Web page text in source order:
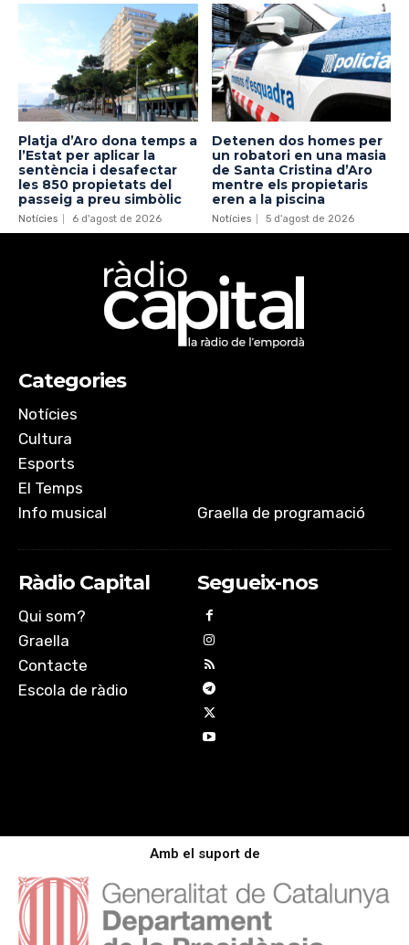
Platja d’Aro dona temps a
l’Estat per aplicar la
sentència i desafectar
les 850 propietats del
passeig a preu simbòlic
Notícies 6 d'agost de 2026
Detenen dos homes per
un robatori en una masia
de Santa Cristina d’Aro
mentre els propietaris
eren a la piscina
Notícies 5 d'agost de 2026
Categories
Notícies
Cultura
Esports
El Temps
Info musical
Graella de programació
Ràdio Capital
Qui som?
Graella
Contacte
Escola de ràdio
Segueix-nos
Amb el suport de